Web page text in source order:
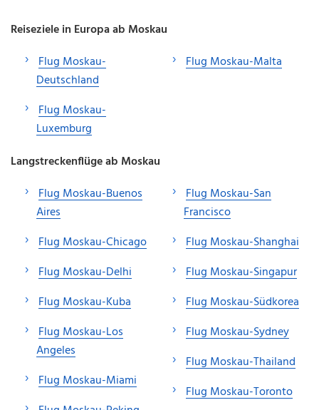
Reiseziele in Europa ab Moskau
Flug Moskau-
Deutschland
Flug Moskau-
Luxemburg
Flug Moskau-Malta
Langstreckenflüge ab Moskau
Flug Moskau-Buenos
Aires
Flug Moskau-Chicago
Flug Moskau-Delhi
Flug Moskau-Kuba
Flug Moskau-Los
Angeles
Flug Moskau-Miami
Flug Moskau-San
Francisco
Flug Moskau-Shanghai
Flug Moskau-Singapur
Flug Moskau-Südkorea
Flug Moskau-Sydney
Flug Moskau-Thailand
Flug Moskau-Toronto